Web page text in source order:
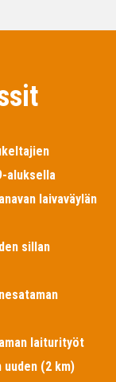
aluksella
laivaväylän
sillan
laiturityöt
uuden (2 km)